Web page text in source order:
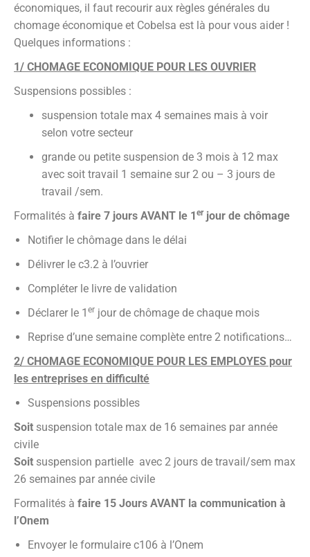
économiques, il faut recourir aux règles générales du
chomage économique et Cobelsa est là pour vous aider !
Quelques informations :
1/ CHOMAGE ECONOMIQUE POUR LES OUVRIER
Suspensions possibles :
suspension totale max 4 semaines mais à voir
selon votre secteur
grande ou petite suspension de 3 mois à 12 max
avec soit travail 1 semaine sur 2 ou – 3 jours de
travail /sem.
Formalités à faire 7 jours AVANT le 1erjour de chômage
Notifier le chômage dans le délai
Délivrer le c3.2 à l’ouvrier
Compléter le livre de validation
Déclarer le 1 er jour de chômage de chaque mois
Reprise d’une semaine complète entre 2 notifications…
2/ CHOMAGE ECONOMIQUE POUR LES EMPLOYES pour
les entreprises en difficulté
Suspensions possibles
Soit suspension totale max de 16 semaines par année
civile
Soit suspension partielle avec 2 jours de travail/sem max
26 semaines par année civile
Formalités à faire 15 Jours AVANT la communication à
l’Onem
Envoyer le formulaire c106 à l’Onem